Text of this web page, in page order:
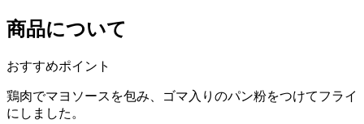
商品について
おすすめポイント
鶏肉でマヨソースを包み、ゴマ入りのパン粉をつけてフライ
にしました。